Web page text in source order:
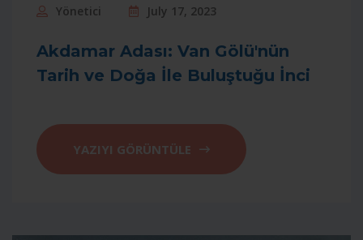
Yönetici July 17, 2023
Akdamar Adası: Van Gölü'nün
Tarih ve Doğa İle Buluştuğu İnci
YAZIYI GÖRÜNTÜLE